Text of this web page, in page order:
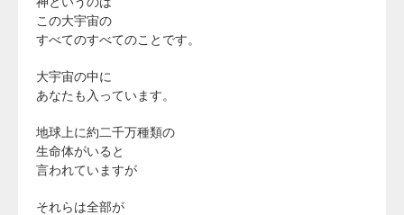
この大宇宙の
すべてのすべてのことです。
大宇宙の中に
あなたも入っています。
地球上に約二千万種類の
生命体がいると
言われていますが
それらは全部が